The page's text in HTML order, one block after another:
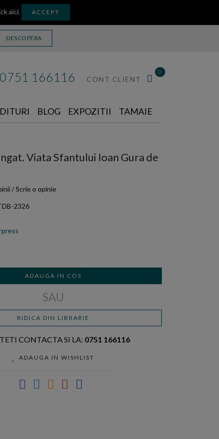
aici. ACCEPT
DESCOPERA
0751 166116 CONT CLIENT
0
BLOG EXPOZITII TAMAIE
Viata Sfantului Ioan Gura de
/Scrie o opinie
2326
ADAUGA IN COS
SAU
RIDICA DIN LIBRARIE
CONTACTA SI LA: 0751 166116
ADAUGA IN WISHLIST